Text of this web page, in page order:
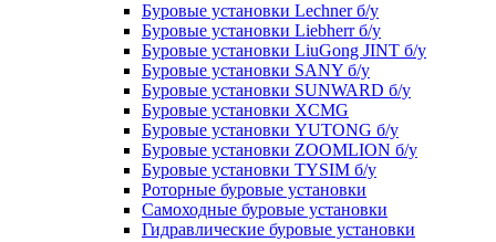
Буровые установки Lechner б/у
Буровые установки Liebherr б/у
Буровые установки LiuGong JINT б/у
Буровые установки SANY б/у
Буровые установки SUNWARD б/у
Буровые установки XCMG
Буровые установки YUTONG б/у
Буровые установки ZOOMLION б/у
Буровые установки TYSIM б/у
Роторные буровые установки
Самоходные буровые установки
Гидравлические буровые установки